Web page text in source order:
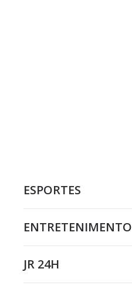
ESPORTES
ENTRETENIMENTO
JR 24H